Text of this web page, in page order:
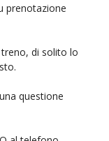
prenotazione
di solito lo
questione